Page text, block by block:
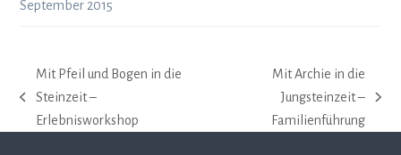
September 2015
Beitrag:
Mit Pfeil und Bogen in die
Steinzeit –
Erlebnisworkshop
Beitrag:
Mit Archie in die
Jungsteinzeit –
Familienführung